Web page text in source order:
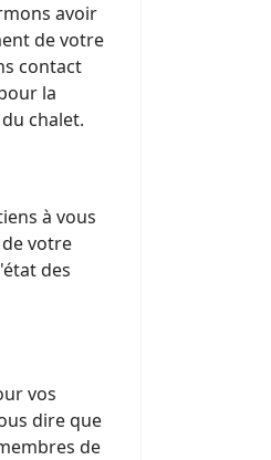
avoir
de votre
contact
la
chalet.
à vous
votre
des
vos
dire que
de